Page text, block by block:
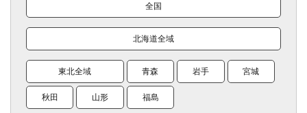
全国
北海道全域
東北全域 青森 岩手 宮城
秋田 山形 福島